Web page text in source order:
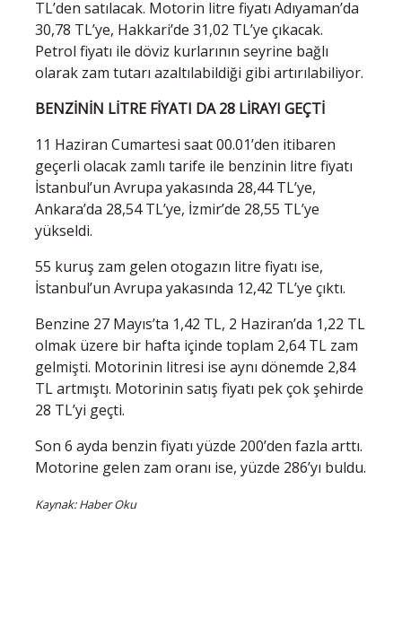
TL’den satılacak. Motorin litre fiyatı Adıyaman’da
30,78 TL’ye, Hakkari’de 31,02 TL’ye çıkacak.
Petrol fiyatı ile döviz kurlarının seyrine bağlı
olarak zam tutarı azaltılabildiği gibi artırılabiliyor.
BENZİNİN LİTRE FİYATI DA 28 LİRAYI GEÇTİ
11 Haziran Cumartesi saat 00.01’den itibaren
geçerli olacak zamlı tarife ile benzinin litre fiyatı
İstanbul’un Avrupa yakasında 28,44 TL’ye,
Ankara’da 28,54 TL’ye, İzmir’de 28,55 TL’ye
yükseldi.
55 kuruş zam gelen otogazın litre fiyatı ise,
İstanbul’un Avrupa yakasında 12,42 TL’ye çıktı.
Benzine 27 Mayıs’ta 1,42 TL, 2 Haziran’da 1,22 TL
olmak üzere bir hafta içinde toplam 2,64 TL zam
gelmişti. Motorinin litresi ise aynı dönemde 2,84
TL artmıştı. Motorinin satış fiyatı pek çok şehirde
28 TL’yi geçti.
Son 6 ayda benzin fiyatı yüzde 200’den fazla arttı.
Motorine gelen zam oranı ise, yüzde 286’yı buldu.
Kaynak: Haber Oku